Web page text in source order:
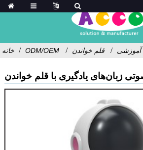
خانه ODM/OEM قلم خواندن آموزشی
زبان‌های یادگیری با قلم خواندن